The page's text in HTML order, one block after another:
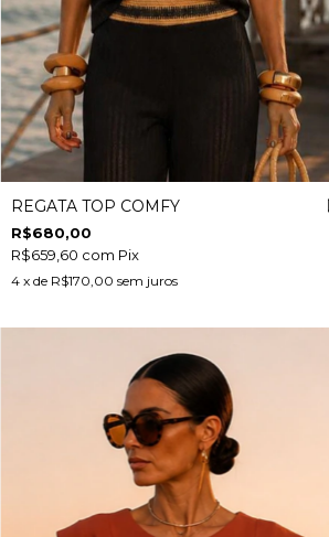
REGATA TOP COMFY
R$680,00
R$659,60 com Pix
4 x de R$170,00 sem juros